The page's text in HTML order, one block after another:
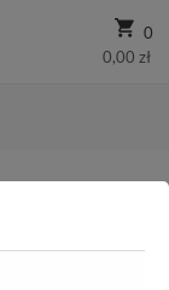
0
0,00 zł
TC Rojo/Rojo